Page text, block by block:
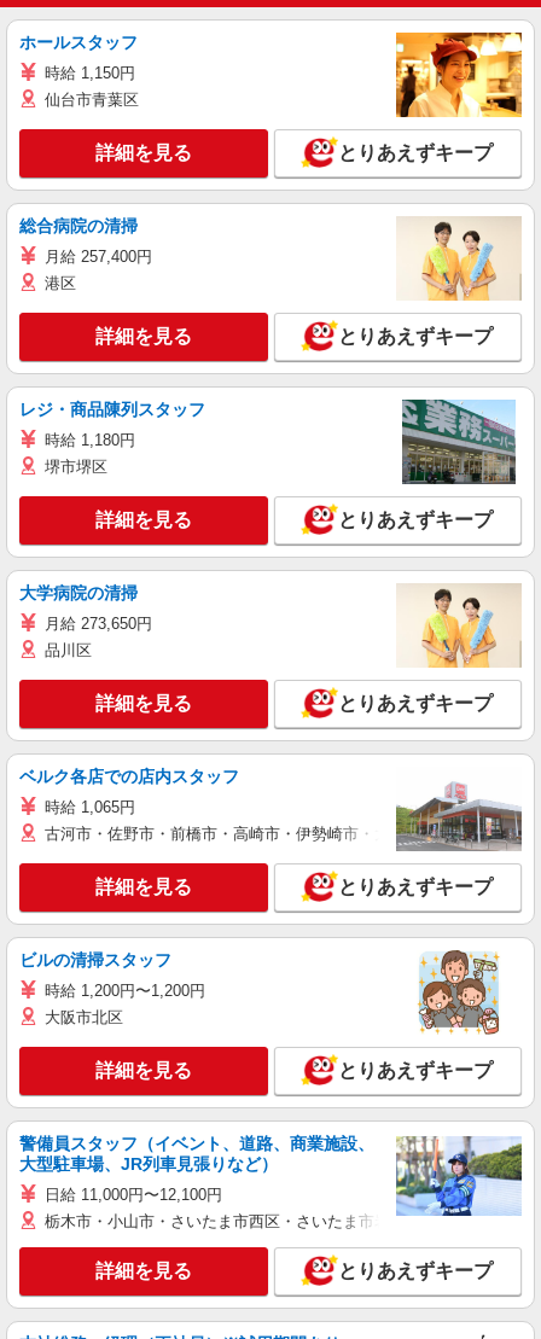
ホールスタッフ
時給 1,150円
仙台市青葉区
詳細を見る とりあえずキープ
総合病院の清掃
月給 257,400円
港区
詳細を見る とりあえずキープ
レジ・商品陳列スタッフ
時給 1,180円
堺市堺区
詳細を見る とりあえずキープ
大学病院の清掃
月給 273,650円
品川区
詳細を見る とりあえずキープ
ベルク各店での店内スタッフ
時給 1,065円
古河市・佐野市・前橋市・高崎市・伊勢崎市・太田市・館林市・藤
詳細を見る とりあえずキープ
ビルの清掃スタッフ
時給 1,200円〜1,200円
大阪市北区
詳細を見る とりあえずキープ
警備員スタッフ（イベント、道路、商業施設、
大型駐車場、JR列車見張りなど）
日給 11,000円〜12,100円
栃木市・小山市・さいたま市西区・さいたま市岩槻区・久喜市・蓮田
詳細を見る とりあえずキープ